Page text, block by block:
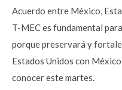
Acuerdo entre México,
T-MEC es fundamental
porque preservará y
Estados Unidos con
conocer este martes.